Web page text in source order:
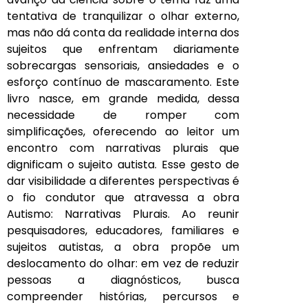
tentativa de tranquilizar o olhar externo,
mas não dá conta da realidade interna dos
sujeitos que enfrentam diariamente
sobrecargas sensoriais, ansiedades e o
esforço contínuo de mascaramento. Este
livro nasce, em grande medida, dessa
necessidade de romper com
simplificações, oferecendo ao leitor um
encontro com narrativas plurais que
dignificam o sujeito autista. Esse gesto de
dar visibilidade a diferentes perspectivas é
o fio condutor que atravessa a obra
Autismo: Narrativas Plurais. Ao reunir
pesquisadores, educadores, familiares e
sujeitos autistas, a obra propõe um
deslocamento do olhar: em vez de reduzir
pessoas a diagnósticos, busca
compreender histórias, percursos e